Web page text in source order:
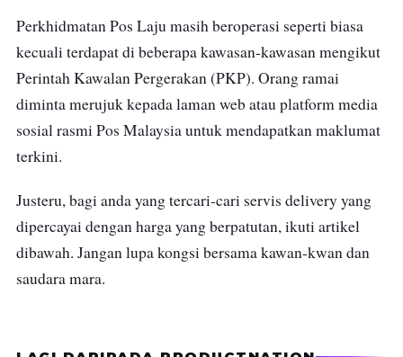
kawasan di Lembah Klang dari hari Isnin
hingga Jumaat 9 pagi hingga 9 malam.
Perkhidmatan Pos Laju masih beroperasi seperti biasa
kecuali terdapat di beberapa kawasan-kawasan mengikut
Perintah Kawalan Pergerakan (PKP). Orang ramai
diminta merujuk kepada laman web atau platform media
sosial rasmi Pos Malaysia untuk mendapatkan maklumat
terkini.
Justeru, bagi anda yang tercari-cari servis delivery yang
dipercayai dengan harga yang berpatutan, ikuti artikel
dibawah. Jangan lupa kongsi bersama kawan-kwan dan
saudara mara.